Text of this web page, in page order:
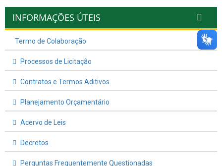
INFORMAÇÕES ÚTEIS
Termo de Colaboração
Processos de Licitação
Contratos e Termos Aditivos
Planejamento Orçamentário
Acervo de Leis
Decretos
Perguntas Frequentemente Questionadas